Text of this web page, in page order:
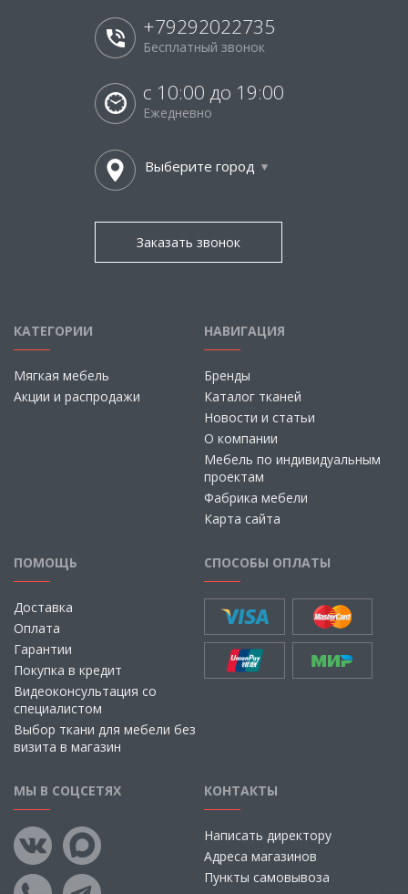
+79292022735
Бесплатный звонок
с 10:00 до 19:00
Ежедневно
Выберите город
Заказать звонок
КАТЕГОРИИ
Мягкая мебель
Акции и распродажи
НАВИГАЦИЯ
Бренды
Каталог тканей
Новости и статьи
О компании
Мебель по индивидуальным
проектам
Фабрика мебели
Карта сайта
ПОМОЩЬ
Доставка
Оплата
Гарантии
Покупка в кредит
Видеоконсультация со
специалистом
Выбор ткани для мебели без
визита в магазин
СПОСОБЫ ОПЛАТЫ
МЫ В СОЦСЕТЯХ КОНТАКТЫ
Написать директору
Адреса магазинов
Пункты самовывоза